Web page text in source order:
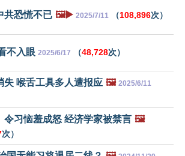
共恐慌不已 🖼️▶️ 2025/7/11 （108,896次）
不入眼 2025/6/17 （48,728次）
失 喉舌工具多人遭报应 🖼️ 2025/6/11
令习恼羞成怒 经济学家被禁言 🖼️
次）